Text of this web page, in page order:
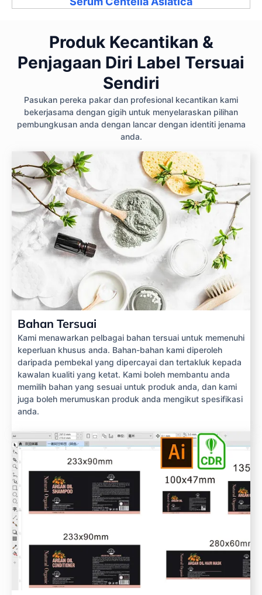
Produk Kecantikan &
Penjagaan Diri Label Tersuai
Sendiri
Pasukan pereka pakar dan profesional kecantikan kami
bekerjasama dengan gigih untuk menyelaraskan pilihan
pembungkusan anda dengan lancar dengan identiti jenama
anda.
Bahan Tersuai
Kami menawarkan pelbagai bahan tersuai untuk memenuhi
keperluan khusus anda. Bahan-bahan kami diperoleh
daripada pembekal yang dipercayai dan tertakluk kepada
kawalan kualiti yang ketat. Kami boleh membantu anda
memilih bahan yang sesuai untuk produk anda, dan kami
juga boleh merumuskan produk anda mengikut spesifikasi
anda.